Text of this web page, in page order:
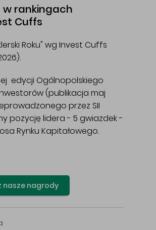
w rankingach
Cuffs
Roku" wg Invest Cuffs
edycji Ogólnopolskiego
(publikacja maj
przez SII
pozycję lidera - 5 gwiazdek -
Rynku Kapitałowego.
nasze nagrody